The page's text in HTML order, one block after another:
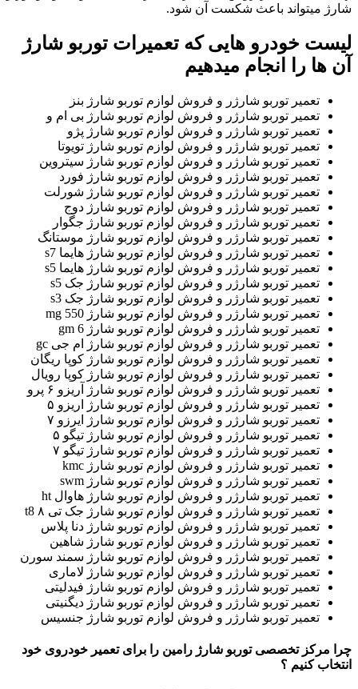
شارژ میتواند باعث شکست آن شود.
لیست خودرو هایی که تعمیرات توربو شارژ
آن ها را انجام میدهیم
تعمیر توربو شارژر و فروش لوازم توربو شارژ بنز
تعمیر توربو شارژر و فروش لوازم توربو شارژ بی ام و
تعمیر توربو شارژر و فروش لوازم توربو شارژ پژو
تعمیر توربو شارژر و فروش لوازم توربو شارژ تویوتا
تعمیر توربو شارژر و فروش لوازم توربو شارژ سیتروین
تعمیر توربو شارژر و فروش لوازم توربو شارژ فورد
تعمیر توربو شارژر و فروش لوازم توربو شارژ شورلت
تعمیر توربو شارژر و فروش لوازم توربو شارژ دوج
تعمیر توربو شارژر و فروش لوازم توربو شارژ جگوار
تعمیر توربو شارژر و فروش لوازم توربو شارژ موستانگ
تعمیر توربو شارژر و فروش لوازم توربو شارژ هایما s7
تعمیر توربو شارژر و فروش لوازم توربو شارژ هایما s5
تعمیر توربو شارژر و فروش لوازم توربو شارژ جک s5
تعمیر توربو شارژر و فروش لوازم توربو شارژ جک s3
تعمیر توربو شارژر و فروش لوازم توربو شارژ mg 550
تعمیر توربو شارژر و فروش لوازم توربو شارژ gm 6
تعمیر توربو شارژر و فروش لوازم توربو شارژ ام جی gc
تعمیر توربو شارژر و فروش لوازم توربو شارژ کوپا ریگان
تعمیر توربو شارژر و فروش لوازم توربو شارژ کوپا رویال
تعمیر توربو شارژر و فروش لوازم توربو شارژ آریزو ۶ پرو
تعمیر توربو شارژر و فروش لوازم توربو شارژ اریزو ۵
تعمیر توربو شارژر و فروش لوازم توربو شارژ ایرزو ۷
تعمیر توربو شارژر و فروش لوازم توربو شارژ تیگو ۵
تعمیر توربو شارژر و فروش لوازم توربو شارژ تیگو ۷
تعمیر توربو شارژر و فروش لوازم توربو شارژ kmc
تعمیر توربو شارژر و فروش لوازم توربو شارژ swm
تعمیر توربو شارژر و فروش لوازم توربو شارژ هاوال ht
تعمیر توربو شارژر و فروش لوازم توربو شارژ جک تی ۸ t8
تعمیر توربو شارژر و فروش لوازم توربو شارژ دنا پلاس
تعمیر توربو شارژر و فروش لوازم توربو شارژ شاهین
تعمیر توربو شارژر و فروش لوازم توربو شارژ سمند سورن
تعمیر توربو شارژر و فروش لوازم توربو شارژ لاماری
تعمیر توربو شارژر و فروش لوازم توربو شارژ فیدلیتی
تعمیر توربو شارژر و فروش لوازم توربو شارژ دیگنیتی
تعمیر توربو شارژر و فروش لوازم توربو شارژ جنسیس
چرا مرکز تخصصی توربو شارژ رامین را برای تعمیر خودروی خود
انتخاب کنیم ؟